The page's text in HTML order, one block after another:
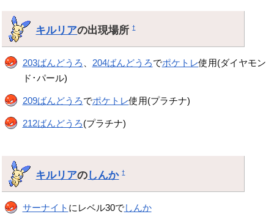
キルリアの出現場所†
203ばんどうろ 204ばんどうろでポケトレ使用(ダイヤモン
ド･パール)
209ばんどうろでポケトレ使用(プラチナ)
212ばんどうろ(プラチナ)
キルリアのしんか †
サーナイト にレベル30でしんか